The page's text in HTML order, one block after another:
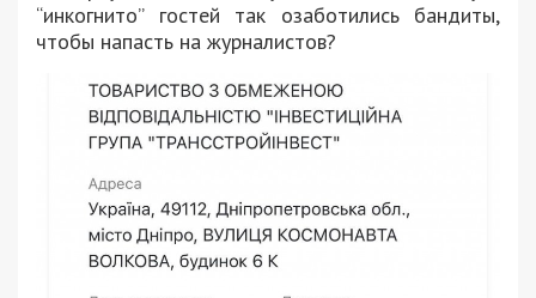
“инкогнито” гостей так озаботились бандиты,
чтобы напасть на журналистов?